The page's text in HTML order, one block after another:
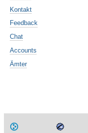
Kontakt
Feedback
Chat
Accounts
Ämter